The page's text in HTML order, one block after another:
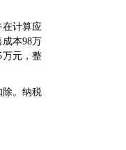
计算应
本98万
万元，整
。纳税